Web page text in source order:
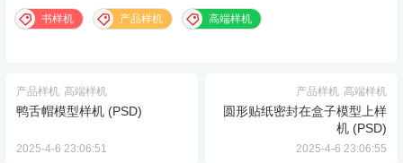
书样机 产品样机 高端样机
产品样机 高端样机
鸭舌帽模型样机 (PSD)
2025-4-6 23:06:51
产品样机 高端样机
圆形贴纸密封在盒子模型上样
机 (PSD)
2025-4-6 23:06:55